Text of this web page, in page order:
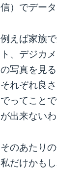
信）でデー
例えば家族
ト、デジカ
の写真を見
それぞれ良
でってこと
が出来ないわ
そのあたり
私だけかもし